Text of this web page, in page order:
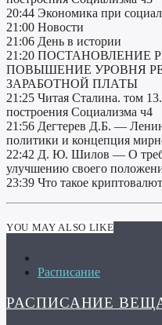
20:44 Экономика при
21:00 Новости
21:06 День в истории
21:20 ПОСТАНОВЛЕНИЕ
ПОВЫШЕНИЕ УРОВНЯ
ЗАРАБОТНОЙ ПЛАТЫ
21:25 Читая Сталина. том
построения Социализма ч4
21:56 Дегтерев Д.Б. —
политики и концепция
22:42 Д. Ю. Шилов — О
улучшению своего
23:39 Что такое
YOU MAY ALSO LIKE
Расписание
РАСПИСАНИЕ